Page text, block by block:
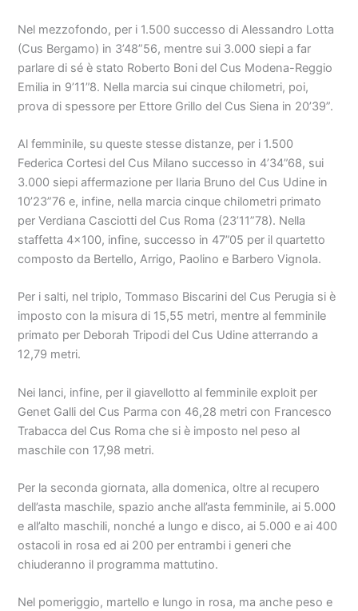
Nel mezzofondo, per i 1.500 successo di Alessandro Lotta
(Cus Bergamo) in 3’48”56, mentre sui 3.000 siepi a far
parlare di sé è stato Roberto Boni del Cus Modena-Reggio
Emilia in 9’11”8. Nella marcia sui cinque chilometri, poi,
prova di spessore per Ettore Grillo del Cus Siena in 20’39”.
Al femminile, su queste stesse distanze, per i 1.500
Federica Cortesi del Cus Milano successo in 4’34”68, sui
3.000 siepi affermazione per Ilaria Bruno del Cus Udine in
10’23”76 e, infine, nella marcia cinque chilometri primato
per Verdiana Casciotti del Cus Roma (23’11”78). Nella
staffetta 4×100, infine, successo in 47”05 per il quartetto
composto da Bertello, Arrigo, Paolino e Barbero Vignola.
Per i salti, nel triplo, Tommaso Biscarini del Cus Perugia si è
imposto con la misura di 15,55 metri, mentre al femminile
primato per Deborah Tripodi del Cus Udine atterrando a
12,79 metri.
Nei lanci, infine, per il giavellotto al femminile exploit per
Genet Galli del Cus Parma con 46,28 metri con Francesco
Trabacca del Cus Roma che si è imposto nel peso al
maschile con 17,98 metri.
Per la seconda giornata, alla domenica, oltre al recupero
dell’asta maschile, spazio anche all’asta femminile, ai 5.000
e all’alto maschili, nonché a lungo e disco, ai 5.000 e ai 400
ostacoli in rosa ed ai 200 per entrambi i generi che
chiuderanno il programma mattutino.
Nel pomeriggio, martello e lungo in rosa, ma anche peso e